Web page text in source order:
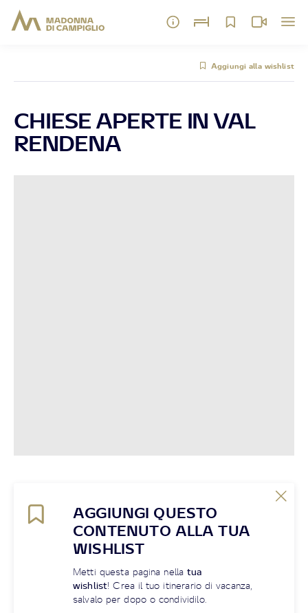
Aggiungi alla wishlist
CHIESE APERTE IN VAL
RENDENA
AGGIUNGI QUESTO
CONTENUTO ALLA TUA
WISHLIST
Metti questa pagina nellatua
wishlist! Crea il tuo itinerario di vacanza,
salvalo per dopo o condividilo.